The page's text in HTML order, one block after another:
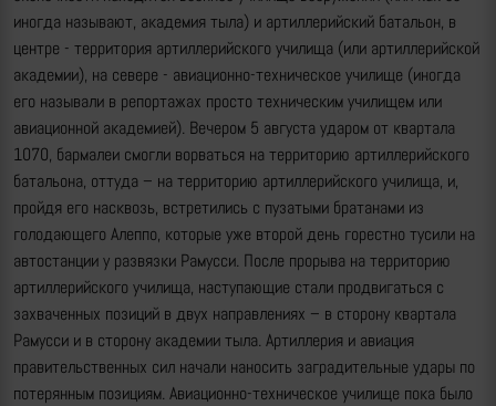
иногда называют, академия тыла) и артиллерийский батальон, в
центре - территория артиллерийского училища (или артиллерийской
академии), на севере - авиационно-техническое училище (иногда
его называли в репортажах просто техническим училищем или
авиационной академией). Вечером 5 августа ударом от квартала
1070, бармалеи смогли ворваться на территорию артиллерийского
батальона, оттуда – на территорию артиллерийского училища, и,
пройдя его насквозь, встретились с пузатыми братанами из
голодающего Алеппо, которые уже второй день горестно тусили на
автостанции у развязки Рамусси. После прорыва на территорию
артиллерийского училища, наступающие стали продвигаться с
захваченных позиций в двух направлениях – в сторону квартала
Рамусси и в сторону академии тыла. Артиллерия и авиация
правительственных сил начали наносить заградительные удары по
потерянным позициям. Авиационно-техническое училище пока было